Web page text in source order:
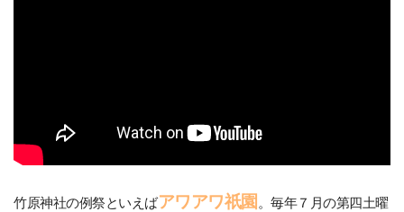
竹原神社の例祭といえばアワアワ祇園 。毎年７月の第四土曜